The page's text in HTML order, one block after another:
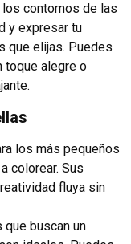
contornos de las
y expresar tu
que elijas. Puedes
toque alegre o
los más pequeños
colorear. Sus
fluya sin
que buscan un